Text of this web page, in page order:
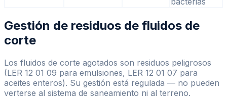
Gestión de residuos de fluidos de
corte
Los fluidos de corte agotados son residuos peligrosos
(LER 12 01 09 para emulsiones, LER 12 01 07 para
aceites enteros). Su gestión está regulada — no pueden
verterse al sistema de saneamiento ni al terreno.